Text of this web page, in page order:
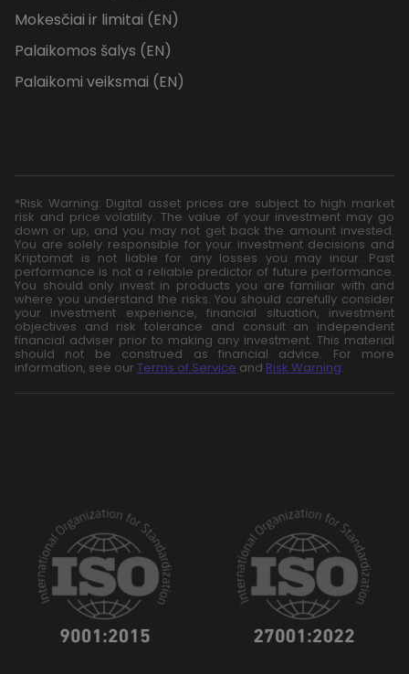
Mokesčiai ir limitai (EN)
Palaikomos šalys (EN)
Palaikomi veiksmai (EN)
*Risk Warning: Digital asset prices are subject to high market
risk and price volatility. The value of your investment may go
down or up, and you may not get back the amount invested.
You are solely responsible for your investment decisions and
Kriptomat is not liable for any losses you may incur. Past
performance is not a reliable predictor of future performance.
You should only invest in products you are familiar with and
where you understand the risks. You should carefully consider
your investment experience, financial situation, investment
objectives and risk tolerance and consult an independent
financial adviser prior to making any investment. This material
should not be construed as financial advice. For more
information, see our Terms of Service and Risk Warning.